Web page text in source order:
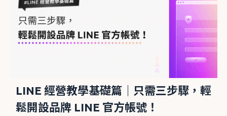
LINE 經營教學基礎篇｜只需三步驟，輕
鬆開設品牌 LINE 官方帳號！